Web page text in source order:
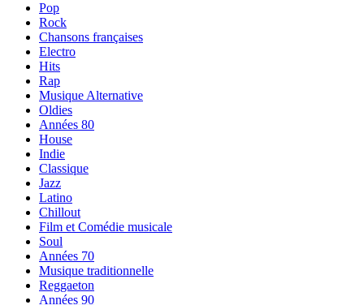
Pop
Rock
Chansons françaises
Electro
Hits
Rap
Musique Alternative
Oldies
Années 80
House
Indie
Classique
Jazz
Latino
Chillout
Film et Comédie musicale
Soul
Années 70
Musique traditionnelle
Reggaeton
Années 90